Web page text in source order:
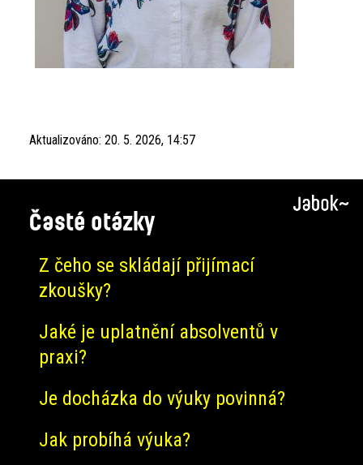
Aktualizováno: 20. 5. 2026, 14:57
Časté otázky
Z čeho se skládají přijímací
zkoušky?
Jaké je uplatnění absolventů v
praxi?
Je docházka do výuky povinná?
Jak probíhá výuka?